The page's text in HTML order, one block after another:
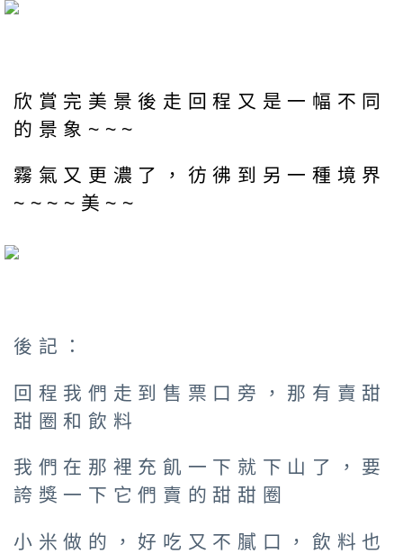
欣賞完美景後走回程又是一幅不同
的景象~~~
霧氣又更濃了，彷彿到另一種境界
~~~~美~~
後記：
回程我們走到售票口旁，那有賣甜
甜圈和飲料
我們在那裡充飢一下就下山了，要
誇獎一下它們賣的甜甜圈
小米做的，好吃又不膩口，飲料也